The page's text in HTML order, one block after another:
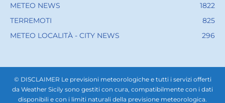
METEO NEWS
1822
TERREMOTI
825
METEO LOCALITÀ - CITY NEWS
296
© DISCLAIMER Le previsioni meteorologiche e tutti i servizi offerti
da Weather Sicily sono gestiti con cura, compatibilmente con i dati
disponibili e con i limiti naturali della previsione meteorologica.